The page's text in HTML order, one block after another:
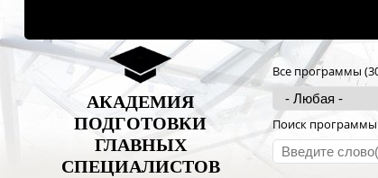
АКАДЕМИЯ
ПОДГОТОВКИ
ГЛАВНЫХ
СПЕЦИАЛИСТОВ
Все программы
Поиск программы